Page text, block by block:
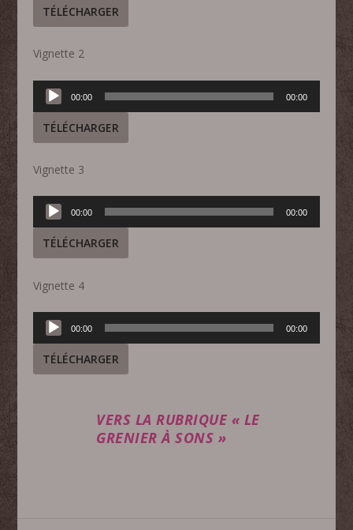
TÉLÉCHARGER
Vignette 2
Lecteur
audio
00:00 00:00
TÉLÉCHARGER
Vignette 3
Lecteur
audio
00:00 00:00
TÉLÉCHARGER
Vignette 4
Lecteur
audio
00:00 00:00
TÉLÉCHARGER
VERS LA RUBRIQUE « LE
GRENIER À SONS »